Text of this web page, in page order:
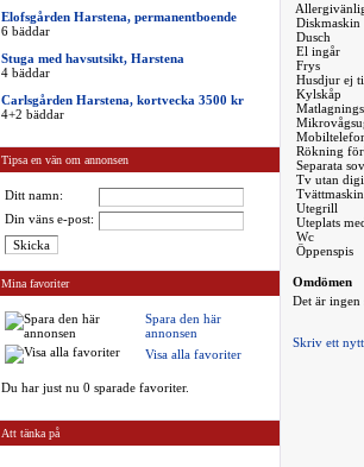
Elofsgården Harstena, permanentboende
6 bäddar
Stuga med havsutsikt, Harstena
4 bäddar
Carlsgården Harstena, kortvecka 3500 kr
4+2 bäddar
Tipsa en vän om annonsen
Ditt namn:
Din väns e-post:
Mina favoriter
Spara den här
annonsen
Visa alla favoriter
Du har just nu 0 sparade favoriter.
Att tänka på
Diskmaskin
Dusch
El ingår
Frys
Husdjur ej
Kylskåp
Rökning
Separata
Tv utan
Tvättmaskin
Utegrill
Uteplats
Wc
Öppenspis
Omdömen
Det är ingen
Skriv ett